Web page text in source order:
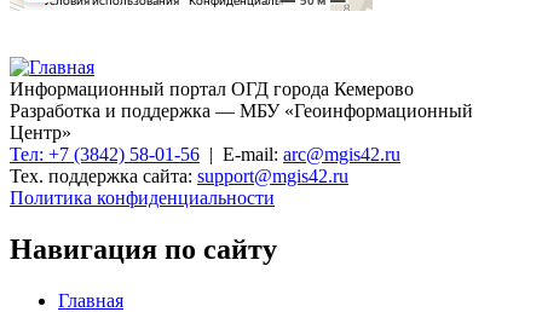
Информационный портал ОГД города Кемерово
Разработка и поддержка — МБУ «Геоинформационный
Центр»
Тел: +7 (3842) 58-01-56 | E-mail: arc@mgis42.ru
Тех. поддержка сайта: support@mgis42.ru
Политика конфиденциальности
Навигация по сайту
Главная